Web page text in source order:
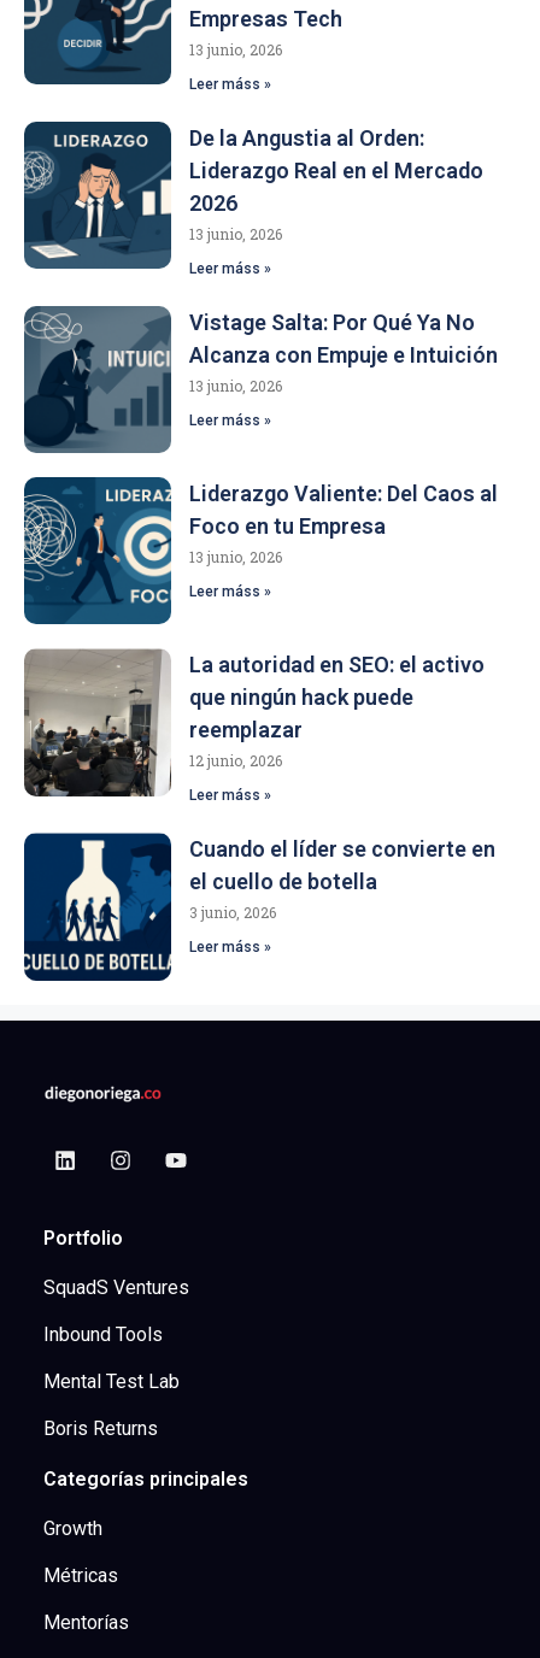
Empresas Tech
13 junio, 2026
Leer máss »
De la Angustia al Orden:
Liderazgo Real en el Mercado
2026
13 junio, 2026
Leer máss »
Vistage Salta: Por Qué Ya No
Alcanza con Empuje e Intuición
13 junio, 2026
Leer máss »
Liderazgo Valiente: Del Caos al
Foco en tu Empresa
13 junio, 2026
Leer máss »
La autoridad en SEO: el activo
que ningún hack puede
reemplazar
12 junio, 2026
Leer máss »
Cuando el líder se convierte en
el cuello de botella
3 junio, 2026
Leer máss »
Portfolio
SquadS Ventures
Inbound Tools
Mental Test Lab
Boris Returns
Categorías principales
Growth
Métricas
Mentorías